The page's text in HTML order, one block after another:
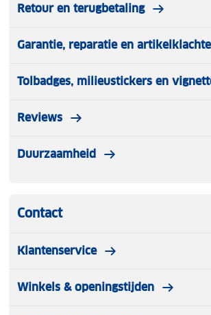
Retour en terugbetaling
Garantie, reparatie en
Tolbadges, milieustickers en
Reviews
Duurzaamheid
Contact
Klantenservice
Winkels & openingstijden